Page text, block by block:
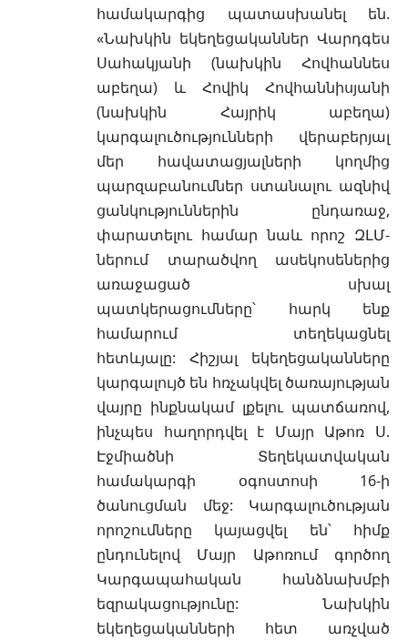
համակարգից պատասխանել են.
«Նախկին եկեղեցականներ Վարդգես
Սահակյանի (նախկին Հովհաննես
աբեղա) և Հովիկ Հովհաննիսյանի
(նախկին Հայրիկ աբեղա)
կարգալուծությունների վերաբերյալ
մեր հավատացյալների կողմից
պարզաբանումներ ստանալու ազնիվ
ցանկություններին ընդառաջ,
փարատելու համար նաև որոշ ԶԼՄ-
ներում տարածվող ասեկոսեներից
առաջացած սխալ
պատկերացումները՝ հարկ ենք
համարում տեղեկացնել
հետևյալը: Հիշյալ եկեղեցականները
կարգալույծ են հռչակվել ծառայության
վայրը ինքնակամ լքելու պատճառով,
ինչպես հաղորդվել է Մայր Աթոռ Ս.
Էջմիածնի Տեղեկատվական
համակարգի օգոստոսի 16-ի
ծանուցման մեջ: Կարգալուծության
որոշումները կայացվել են՝ հիմք
ընդունելով Մայր Աթոռում գործող
Կարգապահական հանձնախմբի
եզրակացությունը: Նախկին
եկեղեցականների հետ առչված